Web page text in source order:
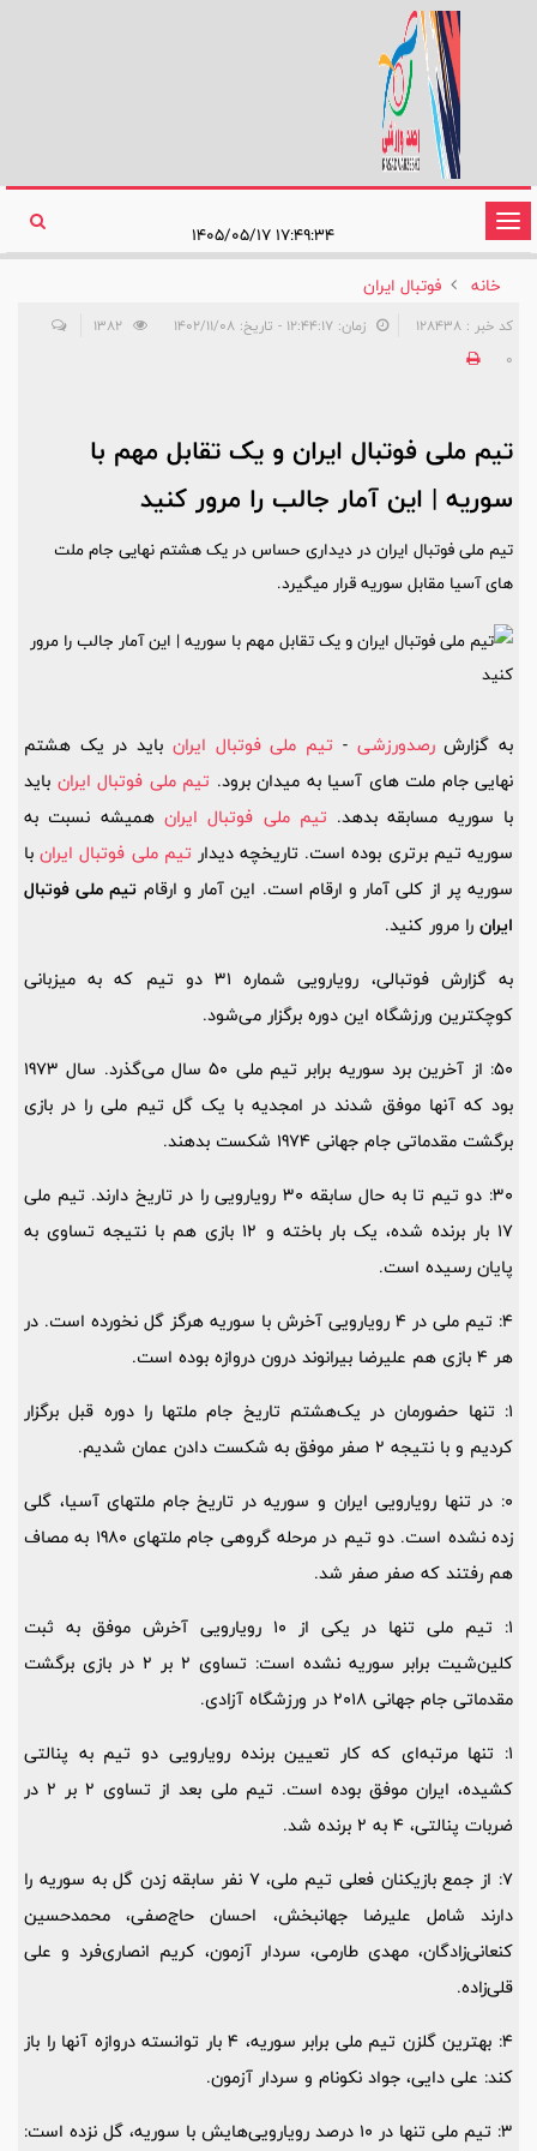
تغییر
وضعیت
ناوبری
خانه
فوتبال ایران
کد خبر : 128438 زمان: ۱۲:۴۴:۱۷ - تاریخ: ۱۴۰۲/۱۱/۰۸
0
تیم ملی فوتبال ایران و یک تقابل مهم با
سوریه | این آمار جالب را مرور کنید
تیم ملی فوتبال ایران در دیداری حساس در یک هشتم نهایی جام ملت
های آسیا مقابل سوریه قرار میگیرد.
به گزارشرصدورزشی - تیم ملی فوتبال ایران باید در یک هشتم
نهایی جام ملت های آسیا به میدان برود. تیم ملی فوتبال ایران باید
با سوریه مسابقه بدهد. تیم ملی فوتبال ایران همیشه نسبت به
سوریه تیم برتری بوده است. تاریخچه دیدار تیم ملی فوتبال ایرانبا
سوریه پر از کلی آمار و ارقام است. این آمار و ارقام تیم ملی فوتبال
ایران را مرور کنید.
به گزارش فوتبالی، رویارویی شماره 31 دو تیم که به میزبانی
کوچکترین ورزشگاه این دوره برگزار می‌شود.
50: از آخرین برد سوریه برابر تیم ملی 50 سال می‌گذرد. سال 1973
بود که آنها موفق شدند در امجدیه با یک گل تیم ملی را در بازی
برگشت مقدماتی جام جهانی 1974 شکست بدهند.
30: دو تیم تا به حال سابقه 30 رویارویی را در تاریخ دارند. تیم ملی
17 بار برنده شده، یک بار باخته و 12 بازی هم با نتیجه تساوی به
پایان رسیده است.
4: تیم ملی در 4 رویارویی آخرش با سوریه هرگز گل نخورده است. در
هر 4 بازی هم علیرضا بیرانوند درون دروازه بوده است.
1: تنها حضورمان در یک‌هشتم تاریخ جام ملتها را دوره قبل برگزار
کردیم و با نتیجه 2 صفر موفق به شکست دادن عمان شدیم.
0: در تنها رویارویی ایران و سوریه در تاریخ جام ملتهای آسیا، گلی
زده نشده است. دو تیم در مرحله گروهی جام ملتهای 1980 به مصاف
هم رفتند که صفر صفر شد.
1: تیم ملی تنها در یکی از 10 رویارویی آخرش موفق به ثبت
کلین‌شیت برابر سوریه نشده است: تساوی 2 بر 2 در بازی برگشت
مقدماتی جام جهانی 2018 در ورزشگاه آزادی.
1: تنها مرتبه‌ای که کار تعیین برنده رویارویی دو تیم به پنالتی
کشیده، ایران موفق بوده است. تیم ملی بعد از تساوی 2 بر 2 در
ضربات پنالتی، 4 به 2 برنده شد.
7: از جمع بازیکنان فعلی تیم ملی، 7 نفر سابقه زدن گل به سوریه را
دارند شامل علیرضا جهانبخش، احسان حاج‌صفی، محمدحسین
کنعانی‌زادگان، مهدی طارمی، سردار آزمون، کریم انصاری‌فرد و علی
قلی‌زاده.
4: بهترین گلزن تیم ملی برابر سوریه، 4 بار توانسته دروازه آنها را باز
کند: علی دایی، جواد نکونام و سردار آزمون.
3: تیم ملی تنها در 10 درصد رویارویی‌هایش با سوریه، گل نزده است: